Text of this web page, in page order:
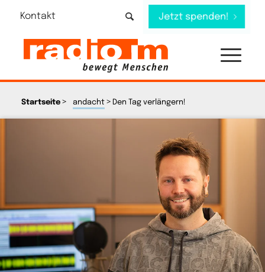
Kontakt Jetzt spenden!
Startseite> andacht> Den Tag verlängern!